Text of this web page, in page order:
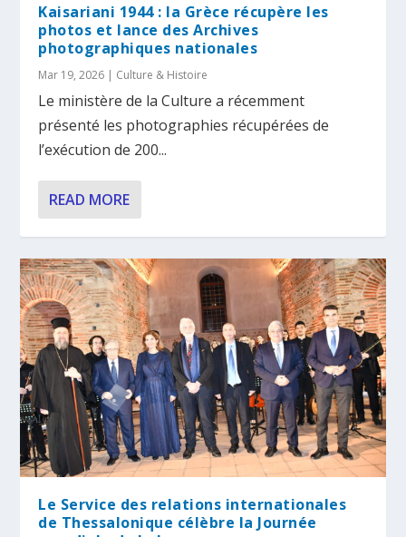
Kaisariani 1944 : la Grèce récupère les
photos et lance des Archives
photographiques nationales
Mar 19, 2026 | Culture & Histoire
Le ministère de la Culture a récemment
présenté les photographies récupérées de
l’exécution de 200...
READ MORE
Le Service des relations internationales
de Thessalonique célèbre la Journée